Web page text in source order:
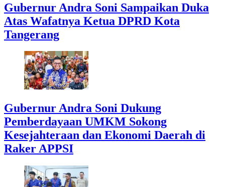
Gubernur Andra Soni Sampaikan Duka
Atas Wafatnya Ketua DPRD Kota
Tangerang
Gubernur Andra Soni Dukung
Pemberdayaan UMKM Sokong
Kesejahteraan dan Ekonomi Daerah di
Raker APPSI